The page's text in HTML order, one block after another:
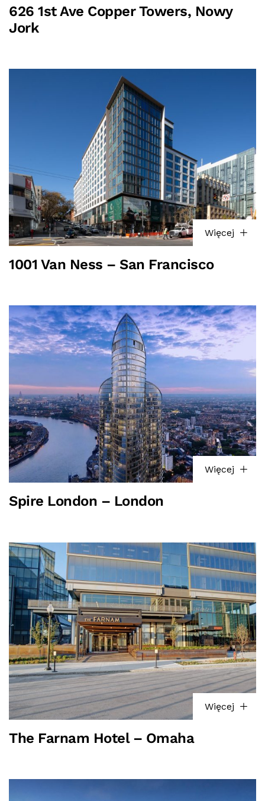
626 1st Ave Copper Towers, Nowy
Jork
Więcej
1001 Van Ness – San Francisco
Więcej
Spire London – London
Więcej
The Farnam Hotel – Omaha